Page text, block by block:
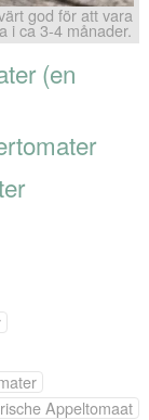
god för att vara
i ca 3-4 månader.
(en
Appeltomaat